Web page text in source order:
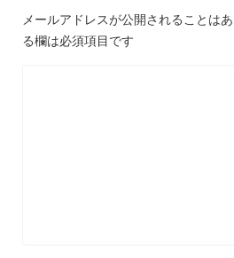
メールアドレスが公開されることはあ
る欄は必須項目です